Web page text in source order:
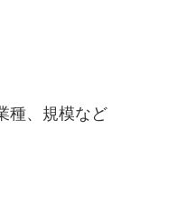
種、規模など